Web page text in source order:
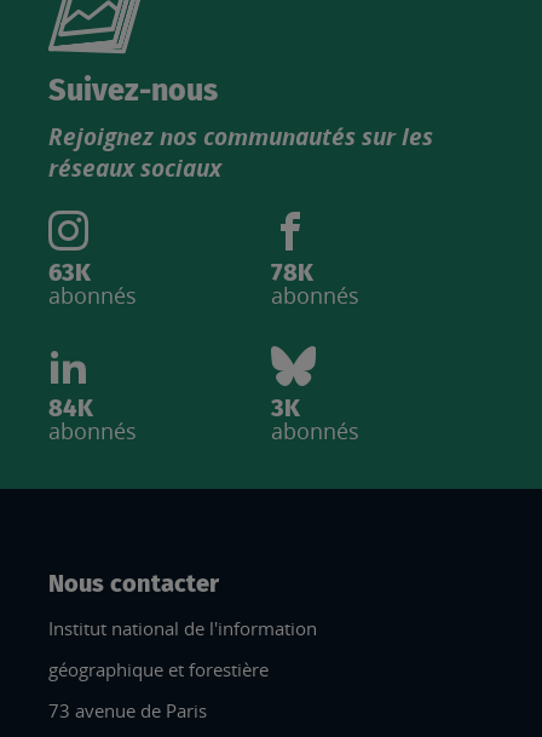
catalogue
IGN
Suivez-nous
Rejoignez nos communautés sur les
réseaux sociaux
63K
abonnés
78K
abonnés
84K
abonnés
3K
abonnés
Nous contacter
Institut national de l'information
géographique et forestière
73 avenue de Paris